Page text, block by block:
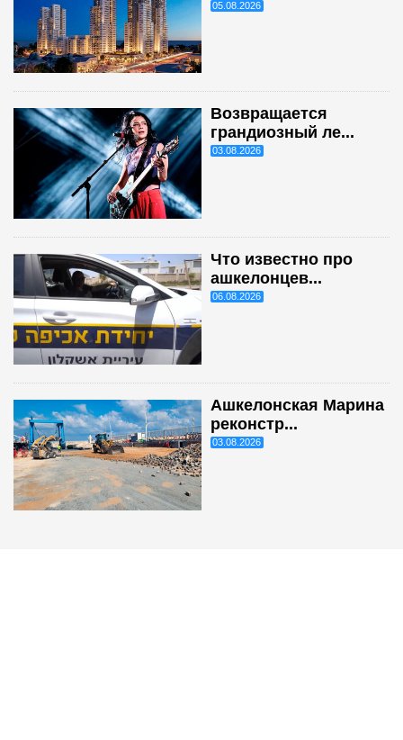
05.08.2026
Возвращается
грандиозный ле...
03.08.2026
Что известно про
ашкелонцев...
06.08.2026
Ашкелонская Марина
реконстр...
03.08.2026